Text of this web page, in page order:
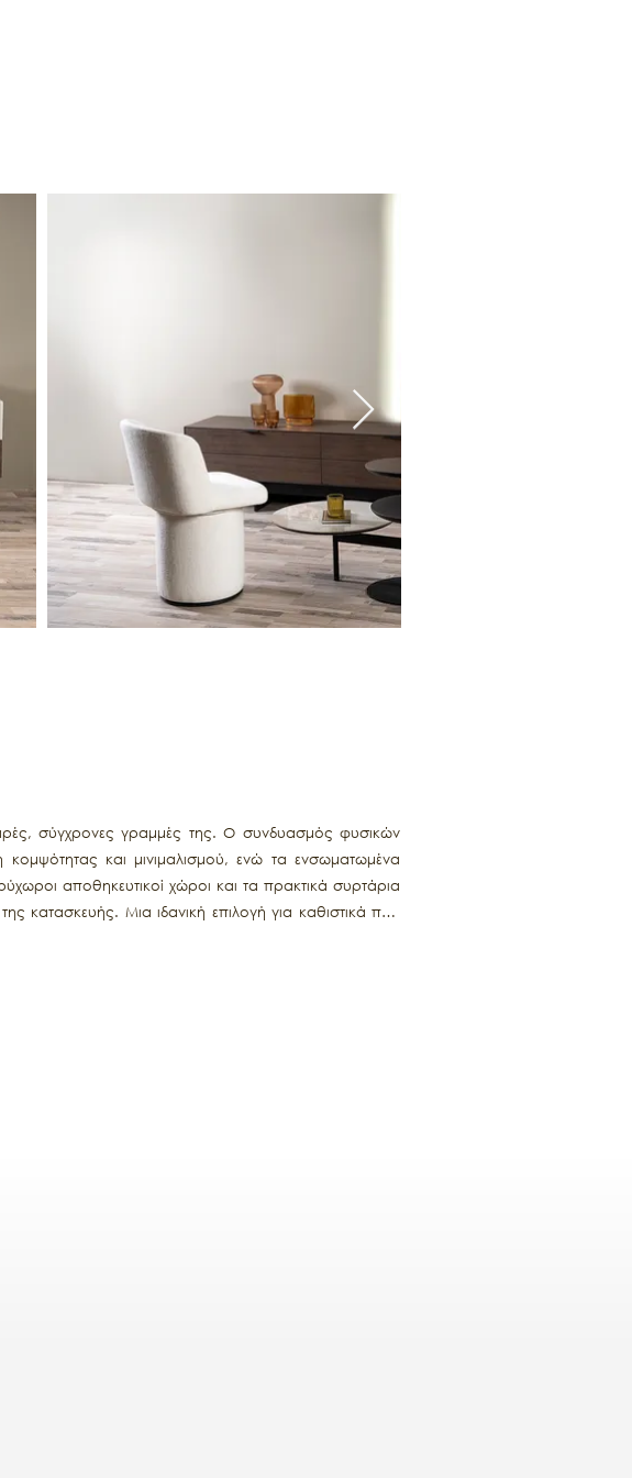
σύγχρονες γραμμές της. Ο συνδυασμός φυσικών
και μινιμαλισμού, ενώ τα ενσωματωμένα
αποθηκευτικοί χώροι και τα πρακτικά συρτάρια
κατασκευής. Μια ιδανική επιλογή για καθιστικά που